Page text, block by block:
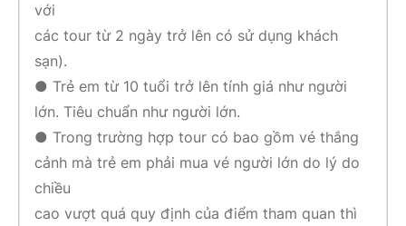
với
các tour từ 2 ngày trở lên có sử dụng khách
sạn).
● Trẻ em từ 10 tuổi trở lên tính giá như người
lớn. Tiêu chuẩn như người lớn.
● Trong trường hợp tour có bao gồm vé thắng
cảnh mà trẻ em phải mua vé người lớn do lý do
chiều
cao vượt quá quy định của điểm tham quan thì